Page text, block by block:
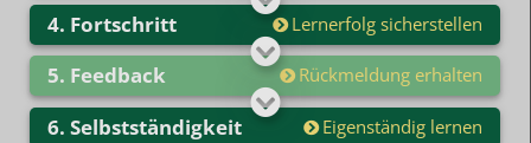
Fortschritt Lernerfolg sicherstellen
Feedback Rückmeldung erhalten
Selbstständigkeit Eigenständig lernen